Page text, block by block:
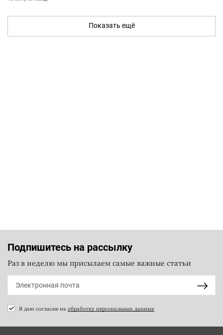
Показать ещё
Подпишитесь на рассылку
Раз в неделю мы присылаем самые важные статьи
Я даю согласие на обработку персональных данных